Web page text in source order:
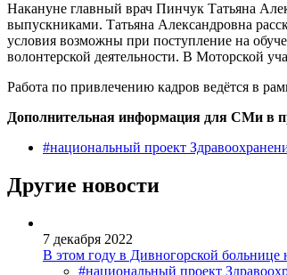
Накануне главный врач Пинчук Татьяна
выпускниками. Татьяна Александровна
условия возможны при поступление на
волонтерской деятельности. В Моторской
Работа по привлечению кадров ведётся в
Дополнительная информация для СМи в
#национальный проект
Другие новости
7 декабря 2022
В этом году в Дивногорской больнице
#национальный проект